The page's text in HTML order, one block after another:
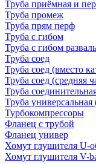
Труба приёмная и
Труба промеж
Труба прям перф
Труба с гибом
Труба с гибом
Труба соед
Труба соед (вместо
Труба соед (средняя
Труба
Труба
Турбокомпрессоры
Фланец с трубой
Фланец универ
Хомут глушителя U-
Хомут глушителя V-